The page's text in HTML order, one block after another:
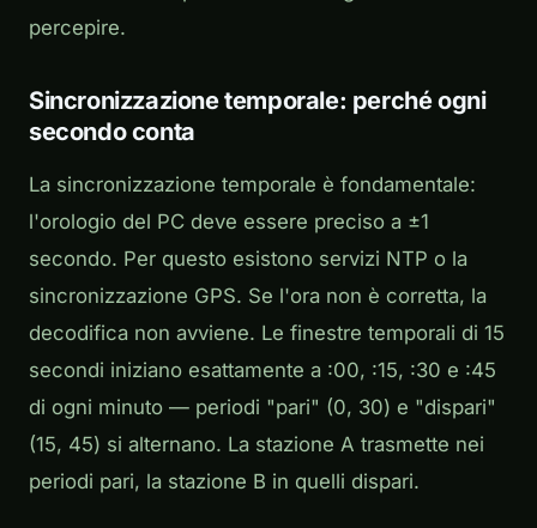
percepire.
Sincronizzazione temporale: perché ogni
secondo conta
La sincronizzazione temporale è fondamentale:
l'orologio del PC deve essere preciso a ±1
secondo. Per questo esistono servizi NTP o la
sincronizzazione GPS. Se l'ora non è corretta, la
decodifica non avviene. Le finestre temporali di 15
secondi iniziano esattamente a :00, :15, :30 e :45
di ogni minuto — periodi "pari" (0, 30) e "dispari"
(15, 45) si alternano. La stazione A trasmette nei
periodi pari, la stazione B in quelli dispari.